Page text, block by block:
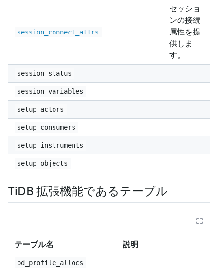
session_connect_attrs
セッショ
ンの接続
属性を提
供しま
す。
session_status
session_variables
setup_actors
setup_consumers
setup_instruments
setup_objects
TiDB 拡張機能であるテーブル
テーブル名 説明
pd_profile_allocs